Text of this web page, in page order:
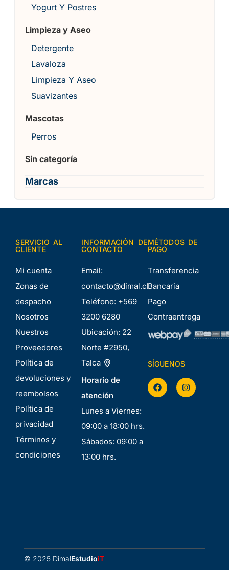
Yogurt Y Postres
Limpieza y Aseo
Detergente
Lavaloza
Limpieza Y Aseo
Suavizantes
Mascotas
Perros
Sin categoría
Marcas
SERVICIO AL
CLIENTE
Mi cuenta
Zonas de
despacho
Nosotros
Nuestros
Proveedores
Política de
devoluciones y
reembolsos
Política de
privacidad
Términos y
condiciones
INFORMACIÓN DE
CONTACTO
Email:
contacto@dimal.cl
Teléfono: +569
3200 6280
Ubicación: 22
Norte #2950,
Talca
Horario de
atención
Lunes a Viernes:
09:00 a 18:00 hrs.
Sábados: 09:00 a
13:00 hrs.
MÉTODOS DE
PAGO
Transferencia
Bancaria
Pago
Contraentrega
SÍGUENOS
© 2025 DimalEstudioiT